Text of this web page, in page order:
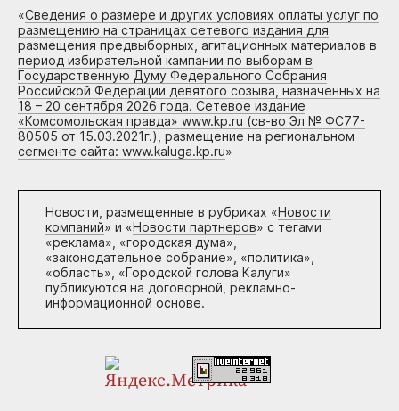
«Сведения о размере и других условиях оплаты услуг по
размещению на страницах сетевого издания для
размещения предвыборных, агитационных материалов в
период избирательной кампании по выборам в
Государственную Думу Федерального Собрания
Российской Федерации девятого созыва, назначенных на
18 – 20 сентября 2026 года. Сетевое издание
«Комсомольская правда» www.kp.ru (св-во Эл № ФС77-
80505 от 15.03.2021г.), размещение на региональном
сегменте сайта: www.kaluga.kp.ru»
Новости, размещенные в рубриках «Новости
компаний» и «Новости партнеров» с тегами
«реклама», «городская дума»,
«законодательное собрание», «политика»,
«область», «Городской голова Калуги»
публикуются на договорной, рекламно-
информационной основе.